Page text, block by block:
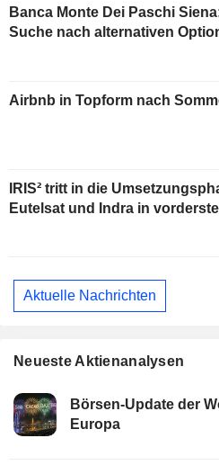
Banca Monte Dei Paschi
Suche nach alternativen
Airbnb in Topform nach
IRIS² tritt in die
Eutelsat und Indra in
Aktuelle Nachrichten
Neueste Aktienanalysen
Börsen-Update der
Europa